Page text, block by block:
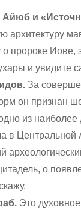
и
архитектуру
пророке Иове,
и увидите
За
он признан
из наиболее
в Центральной
о
Это